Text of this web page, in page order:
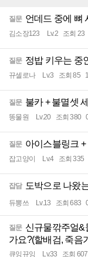
질문 언데드 중에 뼈
김소장123 Lv.2 조회 23
질문 정밥 키우는 중
뀨셀로나 Lv.3 조회 85
질문 불카 + 불멸셋
똥물원 Lv.20 조회 380
질문 아이스블링크 +
잡고양이 Lv.4 조회 335
잡담 도박으로 나왔
듀뽕쓰 Lv.13 조회 683
질문 신규물깎주얼&
가요?(할배검, 죽음
큐잉뀨잉 Lv.33 조회 607